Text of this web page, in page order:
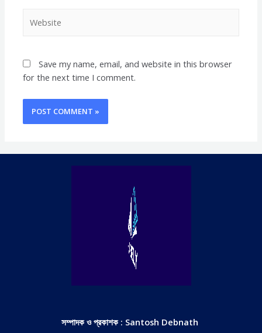
Save my name, email, and website in this browser
for the next time I comment.
সম্পাদক ও প্রকাশক : Santosh Debnath